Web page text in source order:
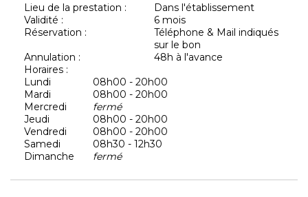
Lieu de la prestation :
Dans l'établissement
Validité :
6 mois
Réservation :
Téléphone & Mail indiqués
sur le bon
Annulation :
48h à l'avance
Horaires :
Lundi
08h00 - 20h00
Mardi
08h00 - 20h00
Mercredi
fermé
Jeudi
08h00 - 20h00
Vendredi
08h00 - 20h00
Samedi
08h30 - 12h30
Dimanche
fermé